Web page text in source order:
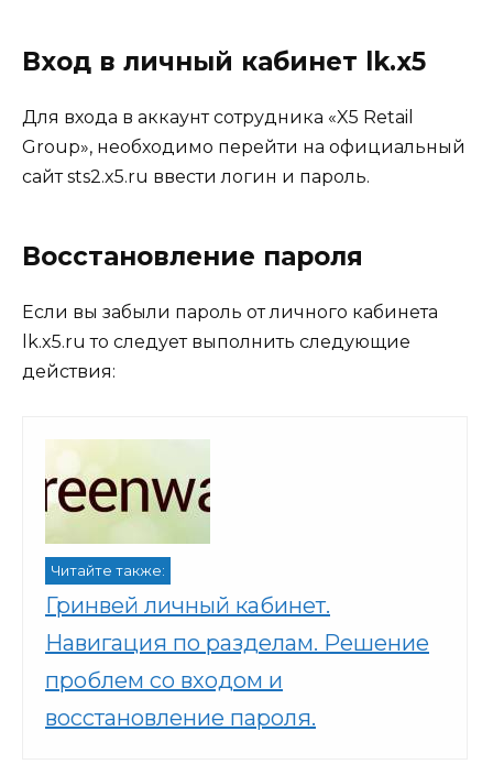
Вход в личный кабинет lk.x5
Для входа в аккаунт сотрудника «X5 Retail
Group», необходимо перейти на официальный
сайт sts2.x5.ru ввести логин и пароль.
Восстановление пароля
Если вы забыли пароль от личного кабинета
lk.x5.ru то следует выполнить следующие
действия:
Читайте также:
Гринвей личный кабинет.
Навигация по разделам. Решение
проблем со входом и
восстановление пароля.